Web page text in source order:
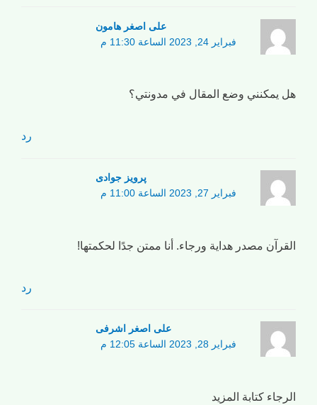
علی اصغر هامون
فبراير 24, 2023 الساعة 11:30 م
هل يمكنني وضع المقال في مدونتي؟
رد
پرویز جوادی
فبراير 27, 2023 الساعة 11:00 م
القرآن مصدر هداية ورجاء. أنا ممتن جدًا لحكمتها!
رد
علی اصغر اشرفی
فبراير 28, 2023 الساعة 12:05 م
الرجاء كتابة المزيد